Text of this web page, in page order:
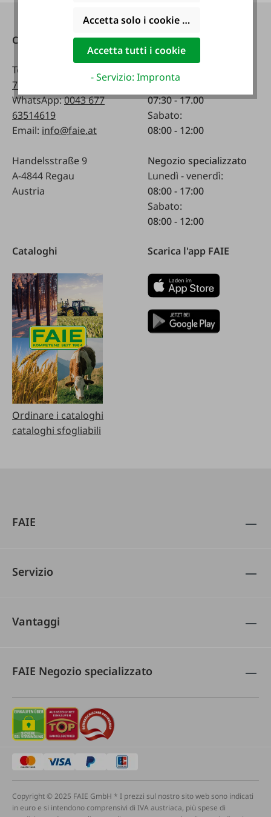
Contatti
Telefono:
716-0
WhatsApp:0043 677
63514619
Email: info@faie.at
Handelsstraße 9
A-4844 Regau
Austria
Raggiungibile
telefonicamente:
Lunedì - venerdì:
07:30 - 17.00
Sabato:
08:00 - 12:00
Negozio specializzato
Lunedì - venerdì:
08:00 - 17:00
Sabato:
08:00 - 12:00
Cataloghi
Ordinare i cataloghi
cataloghi sfogliabili
Scarica l'app FAIE
FAIE
Servizio
Vantaggi
FAIE Negozio specializzato
Copyright © 2025 FAIE GmbH * I prezzi sul nostro sito web sono indicati
in euro e si intendono comprensivi di IVA austriaca, più spese di
Accetta solo i cookie funzionali
Accetta tutti i cookie
- Servizio: Impronta